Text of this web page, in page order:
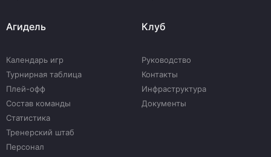
Агидель
Календарь игр
Турнирная таблица
Плей-офф
Состав команды
Статистика
Тренерский штаб
Персонал
Клуб
Руководство
Контакты
Инфраструктура
Документы